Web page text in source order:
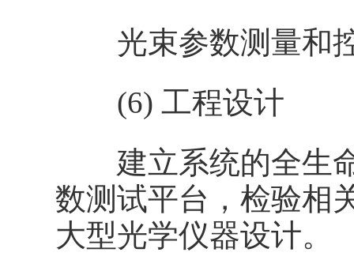
光束参数测量和
(6) 工程设计
建立系统的全生命
数测试平台，检验相
大型光学仪器设计。